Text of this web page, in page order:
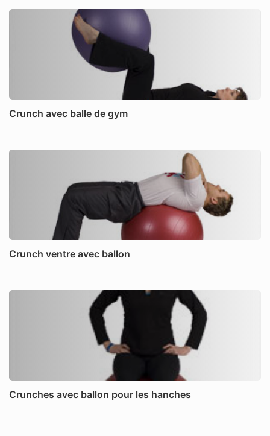
Crunch avec balle de gym
Crunch ventre avec ballon
Crunches avec ballon pour les hanches